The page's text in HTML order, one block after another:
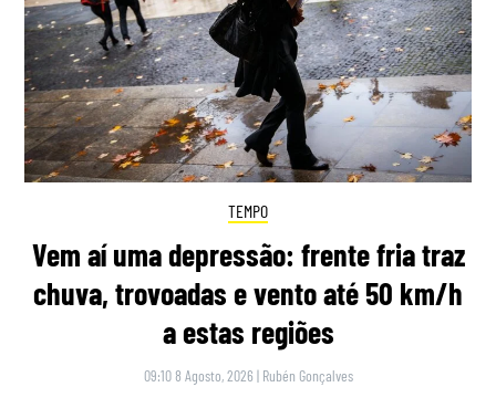
TEMPO
Vem aí uma depressão: frente fria traz
chuva, trovoadas e vento até 50 km/h
a estas regiões
09:10 8 Agosto, 2026 | Rubén Gonçalves